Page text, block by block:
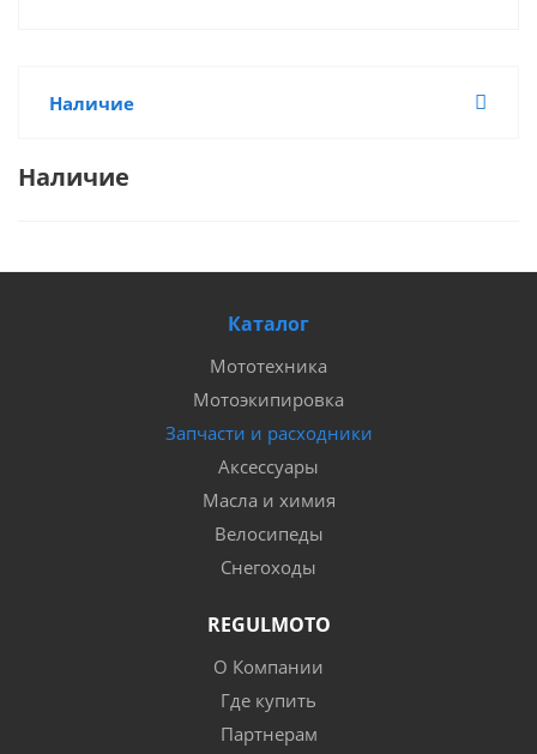
Наличие
Наличие
Каталог
Мототехника
Мотоэкипировка
Запчасти и расходники
Аксессуары
Масла и химия
Велосипеды
Снегоходы
REGULMOTO
О Компании
Где купить
Партнерам